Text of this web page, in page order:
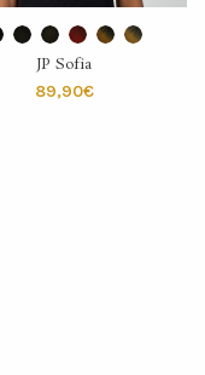
JP Sofia
€